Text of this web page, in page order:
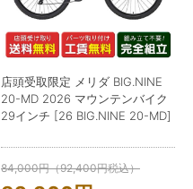
店頭受取限定 メリダ BIG.NINE
20-MD 2026 マウンテンバイク
29インチ [26 BIG.NINE 20-MD]
84,000円（92,400円税込）